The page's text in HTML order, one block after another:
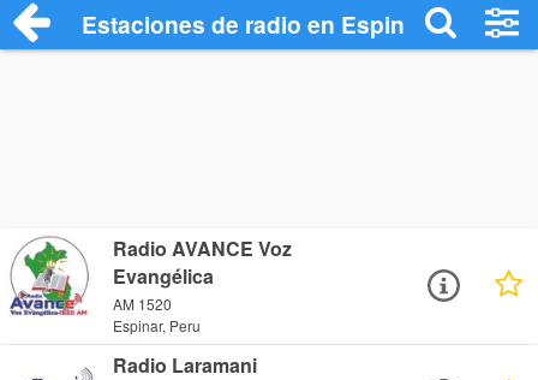
Estaciones de radio en Espinar -
Radio AVANCE Voz
Evangélica
AM 1520
Espinar, Peru
Radio Laramani